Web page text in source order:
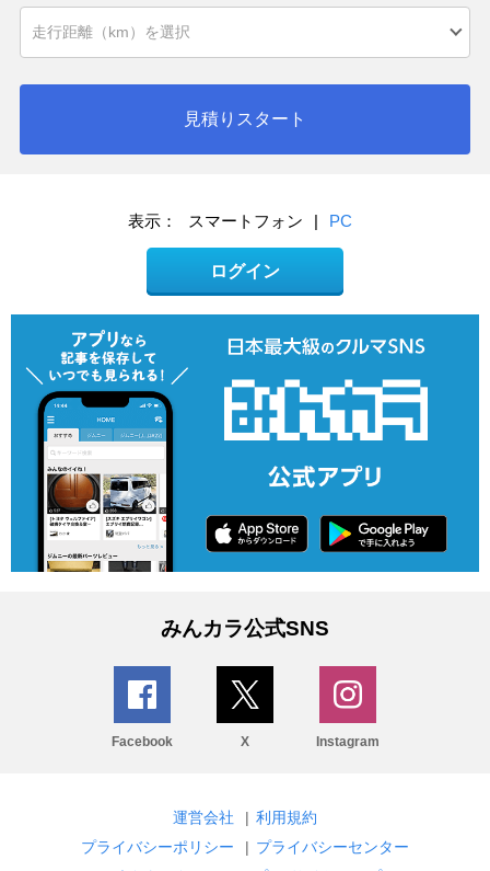
見積りスタート
表示： スマートフォン | PC
ログイン
みんカラ公式SNS
Facebook X Instagram
運営会社 | 利用規約
プライバシーポリシー
| プライバシーセンター